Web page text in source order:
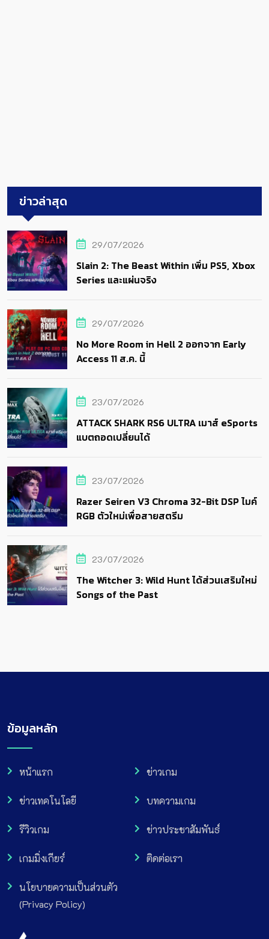
ข่าวล่าสุด
29/07/2026
Slain 2: The Beast Within เพิ่ม PS5, Xbox
Series และแผ่นจริง
29/07/2026
No More Room in Hell 2 ออกจาก Early
Access 11 ส.ค. นี้
23/07/2026
ATTACK SHARK RS6 ULTRA เมาส์ eSports
แบตถอดเปลี่ยนได้
23/07/2026
Razer Seiren V3 Chroma 32-Bit DSP ไมค์
RGB ตัวใหม่เพื่อสายสตรีม
23/07/2026
The Witcher 3: Wild Hunt ได้ส่วนเสริมใหม่
Songs of the Past
ข้อมูลหลัก
หน้าแรก ข่าวเกม
ข่าวเทคโนโลยี บทความเกม
รีวิวเกม ข่าวประชาสัมพันธ์
เกมมิ่งเกียร์ ติดต่อเรา
นโยบายความเป็นส่วนตัว
(Privacy Policy)